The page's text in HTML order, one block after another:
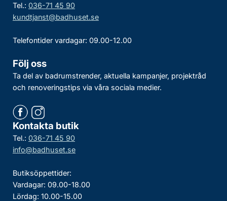
Tel.: 036-71 45 90
kundtjanst@badhuset.se
Telefontider vardagar: 09.00-12.00
Följ oss
Ta del av badrumstrender, aktuella kampanjer, projektråd
och renoveringstips via våra sociala medier.
Kontakta butik
Tel.: 036-71 45 90
info@badhuset.se
Butiksöppettider:
Vardagar: 09.00-18.00
Lördag: 10.00-15.00